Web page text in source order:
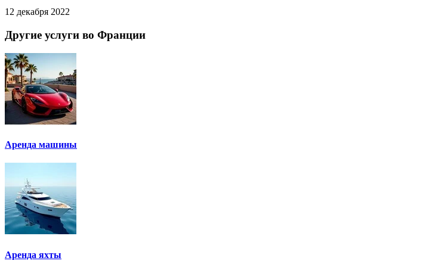
12 декабря 2022
Другие услуги во Франции
Аренда машины
Аренда яхты